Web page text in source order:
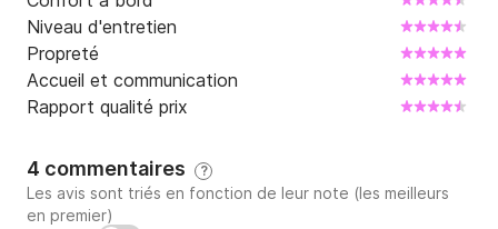
Niveau d'entretien
Propreté
Accueil et communication
Rapport qualité prix
4 commentaires ?
Les avis sont triés en fonction de leur note (les meilleurs
en premier)